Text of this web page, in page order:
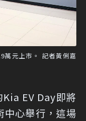
元上市。 記者黃俐嘉
EV Day即將
中心舉行，這場